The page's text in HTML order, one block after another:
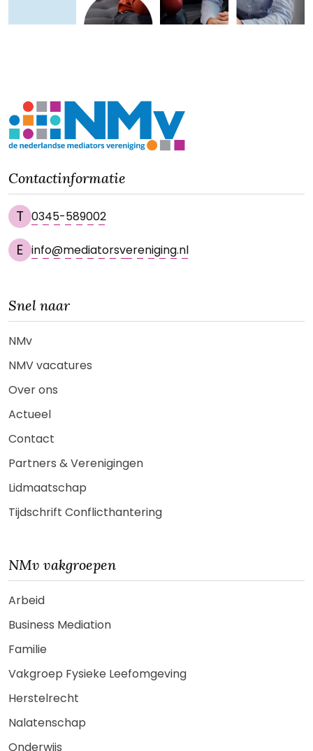
Contactinformatie
T 0345-589002
E info@mediatorsvereniging.nl
Snel naar
NMv
NMV vacatures
Over ons
Actueel
Contact
Partners & Verenigingen
Lidmaatschap
Tijdschrift Conflicthantering
NMv vakgroepen
Arbeid
Business Mediation
Familie
Vakgroep Fysieke Leefomgeving
Herstelrecht
Nalatenschap
Onderwijs